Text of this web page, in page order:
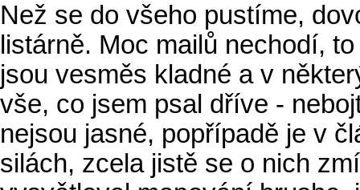
Než se do všeho pustíme,
listárně. Moc mailů nechodí,
jsou vesměs kladné a v
vše, co jsem psal dříve -
nejsou jasné, popřípadě je v
silách, zcela jistě se o nich